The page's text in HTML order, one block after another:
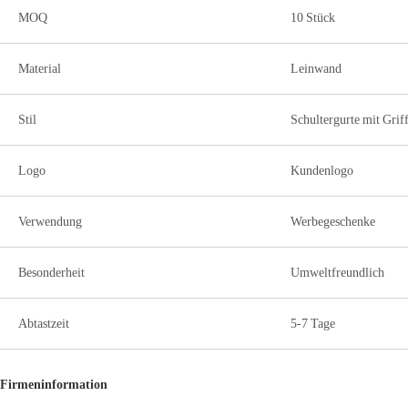
MOQ 10 Stück
Material Leinwand
Stil Schultergurte mit
Logo Kundenlogo
Verwendung Werbegeschenke
Besonderheit Umweltfreundlich
Abtastzeit 5-7 Tage
Firmeninformation